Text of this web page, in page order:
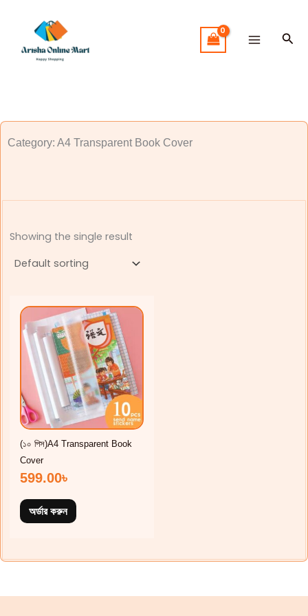
content
Category: A4 Transparent Book Cover
Showing the single result
(১০ ‍পিস)A4 Transparent Book
Cover
599.00৳
অর্ডার করুন